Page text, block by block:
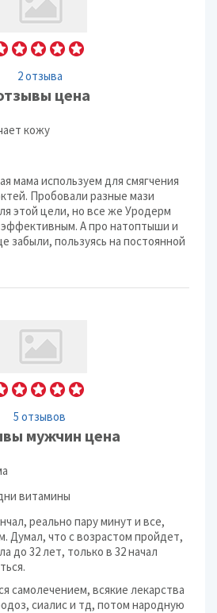
2 отзыва
цена
кожу
мама используем для смягчения
Пробовали разные мази
этой цели, но все же Уродерм
эффективным. А про натоптыши и
забыли, пользуясь на постоянной
5 отзывов
мужчин цена
витамины
реально пару минут и все,
Думал, что с возрастом пройдет,
до 32 лет, только в 32 начал
самолечением, всякие лекарства
сиалис и тд, потом народную